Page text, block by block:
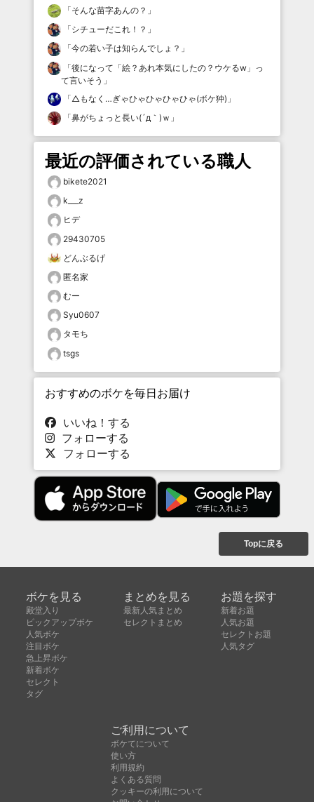
「そんな苗字あんの？ 」
「シチューだこれ！？ 」
「今の若い子は知らんでしょ？ 」
「後になって「絵？あれ本気にしたの？ウケるw」っ
て言いそう 」
「△もなく…ぎゃひゃひゃひゃひゃ(ボケ狆) 」
「鼻がちょっと長い(´д｀)ｗ 」
最近の評価されている職人
bikete2021
k___z
ヒデ
29430705
どんぶるげ
匿名家
むー
Syu0607
タモち
tsgs
おすすめのボケを毎日お届け
いいね！する
フォローする
フォローする
Topに戻る
ボケを見る
殿堂入り
ピックアップボケ
人気ボケ
注目ボケ
急上昇ボケ
新着ボケ
セレクト
タグ
まとめを見る
最新人気まとめ
セレクトまとめ
お題を探す
新着お題
人気お題
セレクトお題
人気タグ
ご利用について
ボケてについて
使い方
利用規約
よくある質問
クッキーの利用について